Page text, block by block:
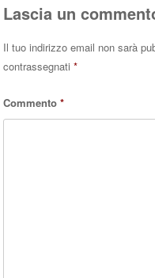
Lascia un
Il tuo indirizzo email non sarà
contrassegnati*
Commento*